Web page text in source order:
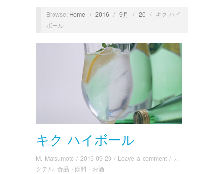
Browse: Home / 2016 / 9月 / 20 / キク ハイ
ボール
キク ハイボール
M. Matsumoto / 2016-09-20 / Leave a comment / カ
クテル, 食品・飲料・お酒